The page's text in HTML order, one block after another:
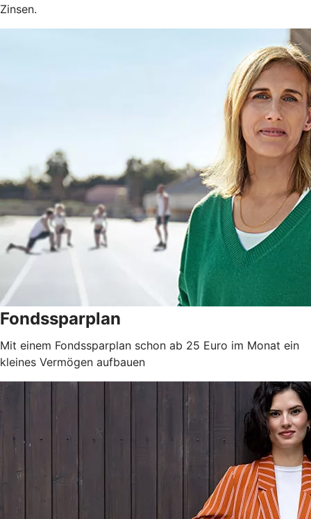
Zinsen.
Fondssparplan
Mit einem Fondssparplan schon ab 25 Euro im Monat ein
kleines Vermögen aufbauen